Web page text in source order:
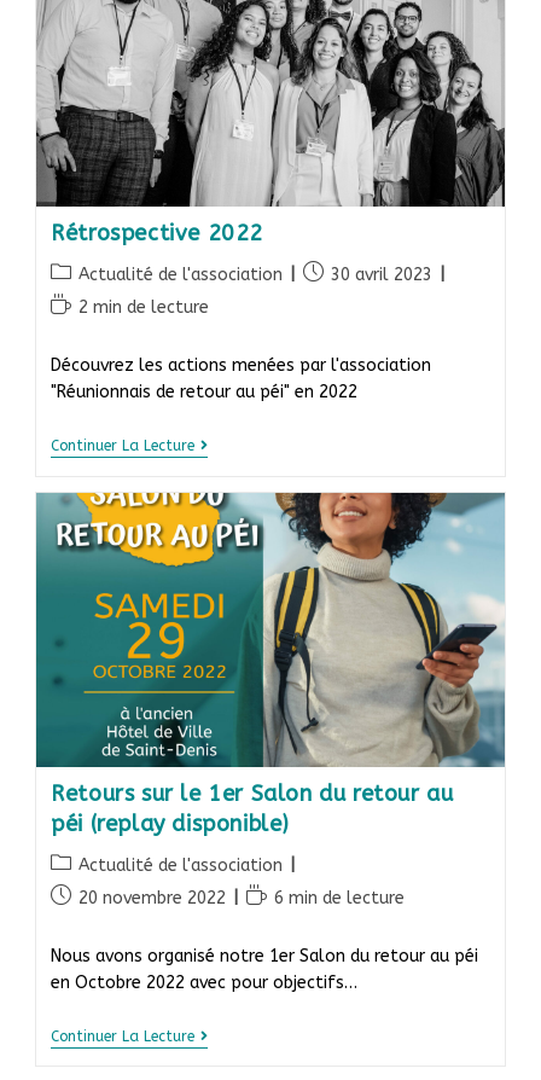
Rétrospective 2022
Actualité de l'association
30 avril 2023
2 min de lecture
Découvrez les actions menées par l'association
"Réunionnais de retour au péi" en 2022
Continuer La Lecture
Retours sur le 1er Salon du retour au
péi (replay disponible)
Actualité de l'association
20 novembre 2022
6 min de lecture
Nous avons organisé notre 1er Salon du retour au péi
en Octobre 2022 avec pour objectifs…
Continuer La Lecture